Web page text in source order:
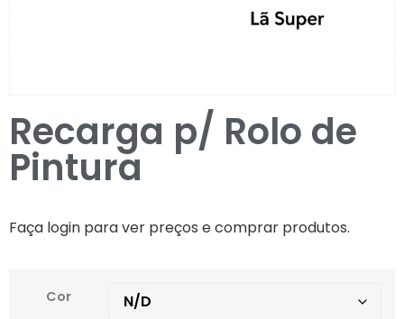
Recarga p/ Rolo de
Pintura
Faça login para ver preços e comprar produtos.
Cor